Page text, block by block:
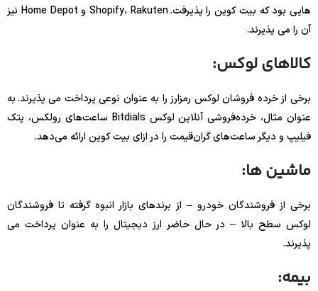
هایی بود که بیت کوین را پذیرفت. Shopify، Rakuten و Home Depot نیز
آن را می پذیرند.
کالاهای لوکس:
برخی از خرده فروشان لوکس رمزارز را به عنوان نوعی پرداخت می پذیرند. به
عنوان مثال، خرده‌فروشی آنلاین لوکس Bitdials ساعت‌های رولکس، پتک
فیلیپ و دیگر ساعت‌های گران‌قیمت را در ازای بیت کوین ارائه می‌دهد.
ماشین ها:
برخی از فروشندگان خودرو – از برندهای بازار انبوه گرفته تا فروشندگان
لوکس سطح بالا – در حال حاضر ارز دیجیتال را به عنوان پرداخت می
پذیرند.
بیمه: